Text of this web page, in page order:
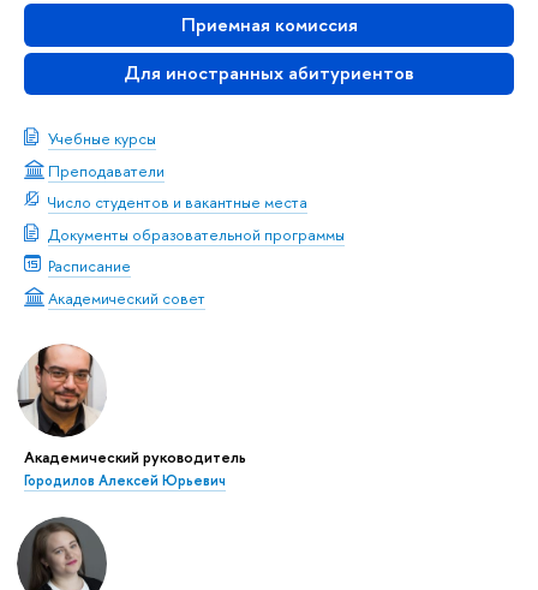
Приемная комиссия
Для иностранных абитуриентов
Учебные курсы
Преподаватели
Число студентов и вакантные места
Документы образовательной программы
Расписание
Академический совет
Академический руководитель
Городилов Алексей Юрьевич